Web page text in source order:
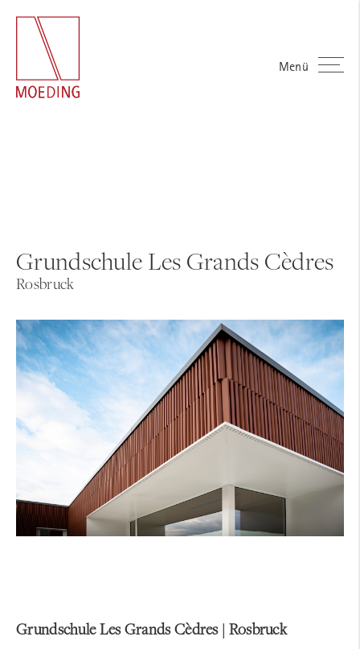
Menü
Grundschule Les Grands Cèdres
Rosbruck
Grundschule Les Grands Cèdres | Rosbruck